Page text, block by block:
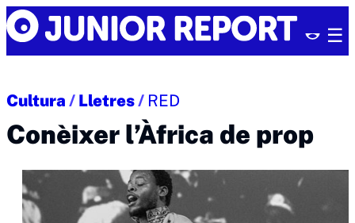
Skip
to
content
Junior
Report
Cultura / Lletres/ RED
Conèixer l’Àfrica de prop